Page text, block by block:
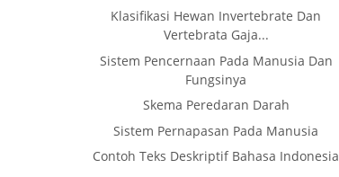
Klasifikasi Hewan Invertebrate Dan
Vertebrata Gaja...
Sistem Pencernaan Pada Manusia Dan
Fungsinya
Skema Peredaran Darah
Sistem Pernapasan Pada Manusia
Contoh Teks Deskriptif Bahasa Indonesia